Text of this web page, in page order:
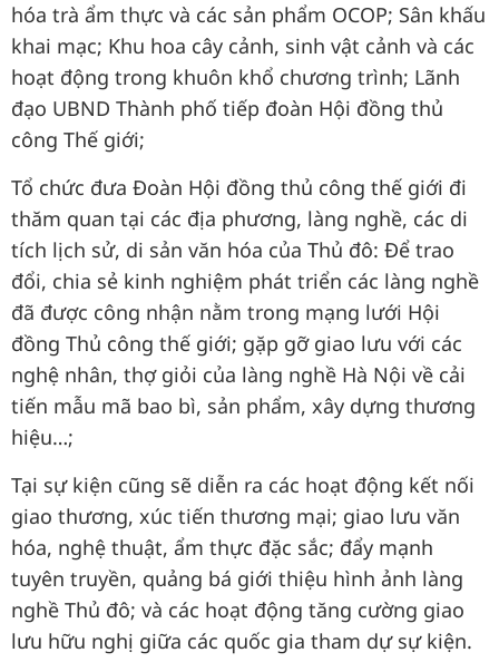
hóa trà ẩm thực và các sản phẩm OCOP; Sân khấu
khai mạc; Khu hoa cây cảnh, sinh vật cảnh và các
hoạt động trong khuôn khổ chương trình; Lãnh
đạo UBND Thành phố tiếp đoàn Hội đồng thủ
công Thế giới;
Tổ chức đưa Đoàn Hội đồng thủ công thế giới đi
thăm quan tại các địa phương, làng nghề, các di
tích lịch sử, di sản văn hóa của Thủ đô: Để trao
đổi, chia sẻ kinh nghiệm phát triển các làng nghề
đã được công nhận nằm trong mạng lưới Hội
đồng Thủ công thế giới; gặp gỡ giao lưu với các
nghệ nhân, thợ giỏi của làng nghề Hà Nội về cải
tiến mẫu mã bao bì, sản phẩm, xây dựng thương
hiệu…;
Tại sự kiện cũng sẽ diễn ra các hoạt động kết nối
giao thương, xúc tiến thương mại; giao lưu văn
hóa, nghệ thuật, ẩm thực đặc sắc; đẩy mạnh
tuyên truyền, quảng bá giới thiệu hình ảnh làng
nghề Thủ đô; và các hoạt động tăng cường giao
lưu hữu nghị giữa các quốc gia tham dự sự kiện.